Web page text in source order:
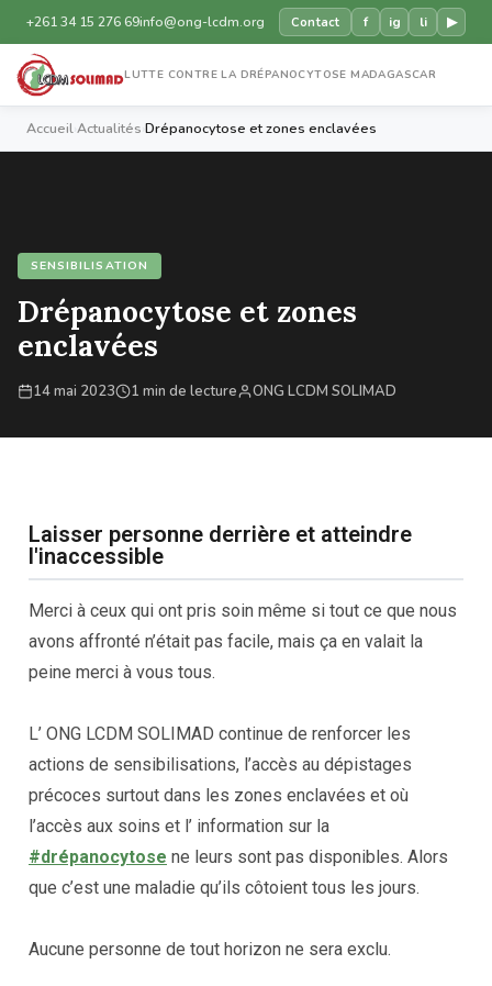
+261 34 15 276 69info@ong-lcdm.org Contact f ig li ▶
LUTTE CONTRE LA DRÉPANOCYTOSE MADAGASCAR
AccueilActualités Drépanocytose et zones enclavées
SENSIBILISATION
Drépanocytose et zones
enclavées
14 mai 2023 1 min de lecture ONG LCDM SOLIMAD
Laisser personne derrière et atteindre
l'inaccessible
Merci à ceux qui ont pris soin même si tout ce que nous
avons affronté n’était pas facile, mais ça en valait la
peine merci à vous tous.
L’ ONG LCDM SOLIMAD continue de renforcer les
actions de sensibilisations, l’accès au dépistages
précoces surtout dans les zones enclavées et où
l’accès aux soins et l’ information sur la
#drépanocytose ne leurs sont pas disponibles. Alors
que c’est une maladie qu’ils côtoient tous les jours.
Aucune personne de tout horizon ne sera exclu.